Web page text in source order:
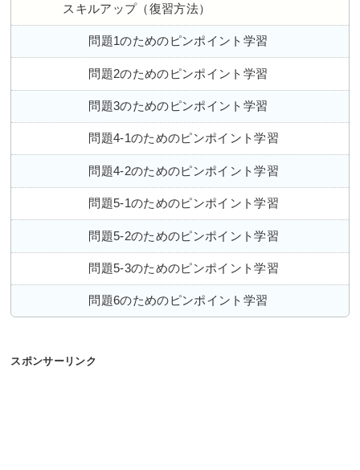
スキルアップ（復習方法）
問題1のためのピンポイント学習
問題2のためのピンポイント学習
問題3のためのピンポイント学習
問題4-1のためのピンポイント学習
問題4-2のためのピンポイント学習
問題5-1のためのピンポイント学習
問題5-2のためのピンポイント学習
問題5-3のためのピンポイント学習
問題6のためのピンポイント学習
スポンサーリンク